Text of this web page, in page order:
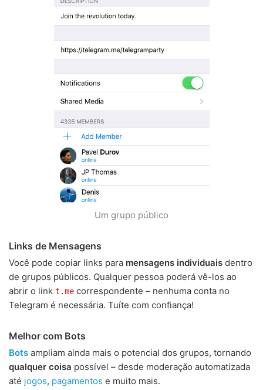
Um grupo público
Links de Mensagens
Você pode copiar links para mensagens individuais dentro
de grupos públicos. Qualquer pessoa poderá vê-los ao
abrir o link t.me correspondente – nenhuma conta no
Telegram é necessária. Tuíte com confiança!
Melhor com Bots
Bots ampliam ainda mais o potencial dos grupos, tornando
qualquer coisa possível – desde moderação automatizada
até jogos, pagamentos e muito mais.